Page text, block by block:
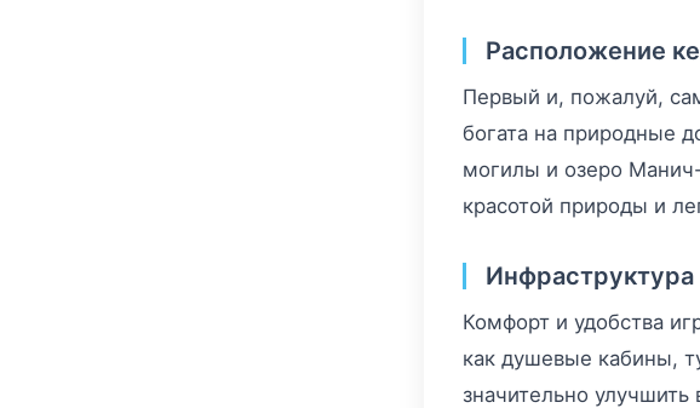
Расположение
Первый и, пожалуй,
богата на природные
могилы и озеро
красотой природы и
Инфраструктура
Комфорт и удобства
как душевые кабины,
значительно